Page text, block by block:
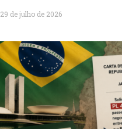
29 de julho de 2026